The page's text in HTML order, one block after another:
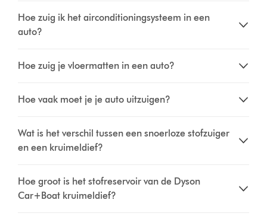
Hoe zuig ik het airconditioningsysteem in een
auto?
Hoe zuig je vloermatten in een auto?
Hoe vaak moet je je auto uitzuigen?
Wat is het verschil tussen een snoerloze stofzuiger
en een kruimeldief?
Hoe groot is het stofreservoir van de Dyson
Car+Boat kruimeldief?